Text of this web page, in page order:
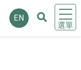
選單
EN